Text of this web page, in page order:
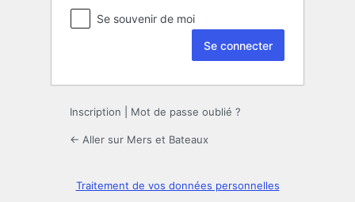
Se souvenir de moi
Inscription Mot de passe oublié ?
← Aller sur Mers et Bateaux
Traitement de vos données personnelles